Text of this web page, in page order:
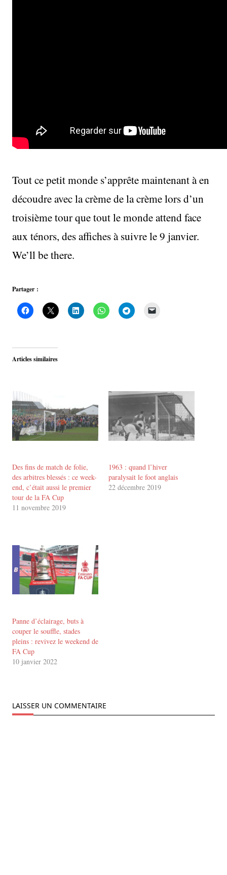
Tout ce petit monde s’apprête maintenant à en
découdre avec la crème de la crème lors d’un
troisième tour que tout le monde attend face
aux ténors, des affiches à suivre le 9 janvier.
We’ll be there.
Partager :
Articles similaires
Des fins de match de folie,
des arbitres blessés : ce week-
end, c’était aussi le premier
tour de la FA Cup
11 novembre 2019
1963 : quand l’hiver
paralysait le foot anglais
22 décembre 2019
Panne d’éclairage, buts à
couper le souffle, stades
pleins : revivez le weekend de
FA Cup
10 janvier 2022
LAISSER UN COMMENTAIRE